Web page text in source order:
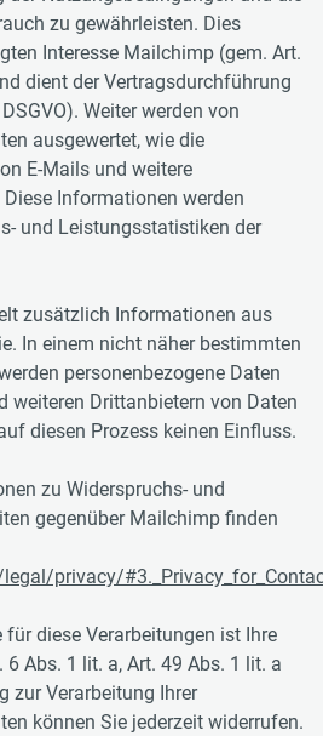
zu gewährleisten. Dies
Interesse Mailchimp (gem. Art.
dient der Vertragsdurchführung
Weiter werden von
ausgewertet, wie die
E-Mails und weitere
Informationen werden
und Leistungsstatistiken der
zusätzlich Informationen aus
In einem nicht näher bestimmten
personenbezogene Daten
weiteren Drittanbietern von Daten
diesen Prozess keinen Einfluss.
zu Widerspruchs- und
gegenüber Mailchimp finden
privacy/
diese Verarbeitungen ist Ihre
Abs. 1 lit. a, Art. 49 Abs. 1 lit. a
zur Verarbeitung Ihrer
können Sie jederzeit widerrufen.